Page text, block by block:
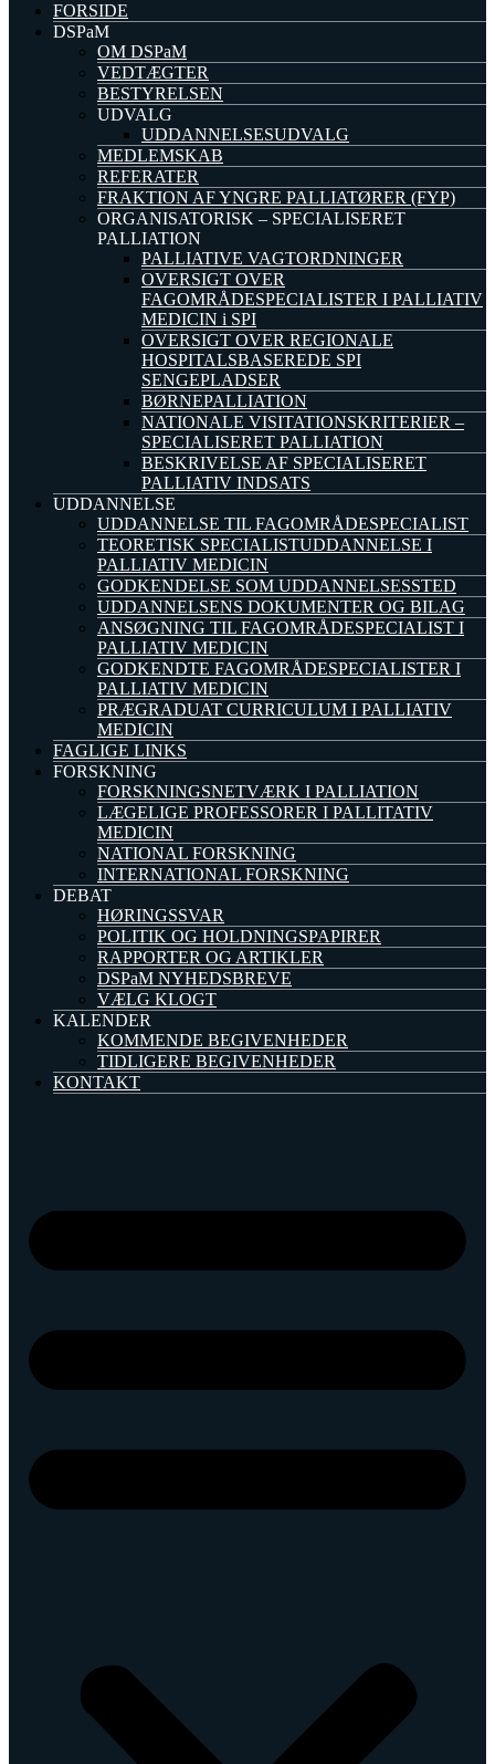
FORSIDE
DSPaM
OM DSPaM
VEDTÆGTER
BESTYRELSEN
UDVALG
UDDANNELSESUDVALG
MEDLEMSKAB
REFERATER
FRAKTION AF YNGRE PALLIATØRER (FYP)
ORGANISATORISK – SPECIALISERET
PALLIATION
PALLIATIVE VAGTORDNINGER
OVERSIGT OVER
FAGOMRÅDESPECIALISTER I PALLIATIV
MEDICIN i SPI
OVERSIGT OVER REGIONALE
HOSPITALSBASEREDE SPI
SENGEPLADSER
BØRNEPALLIATION
NATIONALE VISITATIONSKRITERIER –
SPECIALISERET PALLIATION
BESKRIVELSE AF SPECIALISERET
PALLIATIV INDSATS
UDDANNELSE
UDDANNELSE TIL FAGOMRÅDESPECIALIST
TEORETISK SPECIALISTUDDANNELSE I
PALLIATIV MEDICIN
GODKENDELSE SOM UDDANNELSESSTED
UDDANNELSENS DOKUMENTER OG BILAG
ANSØGNING TIL FAGOMRÅDESPECIALIST I
PALLIATIV MEDICIN
GODKENDTE FAGOMRÅDESPECIALISTER I
PALLIATIV MEDICIN
PRÆGRADUAT CURRICULUM I PALLIATIV
MEDICIN
FAGLIGE LINKS
FORSKNING
FORSKNINGSNETVÆRK I PALLIATION
LÆGELIGE PROFESSORER I PALLITATIV
MEDICIN
NATIONAL FORSKNING
INTERNATIONAL FORSKNING
DEBAT
HØRINGSSVAR
POLITIK OG HOLDNINGSPAPIRER
RAPPORTER OG ARTIKLER
DSPaM NYHEDSBREVE
VÆLG KLOGT
KALENDER
KOMMENDE BEGIVENHEDER
TIDLIGERE BEGIVENHEDER
KONTAKT